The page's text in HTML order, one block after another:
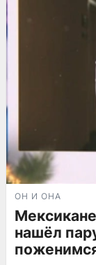
ОН И ОНА
нашёл